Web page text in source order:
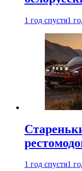
1 год спустя1
1 год спустя1